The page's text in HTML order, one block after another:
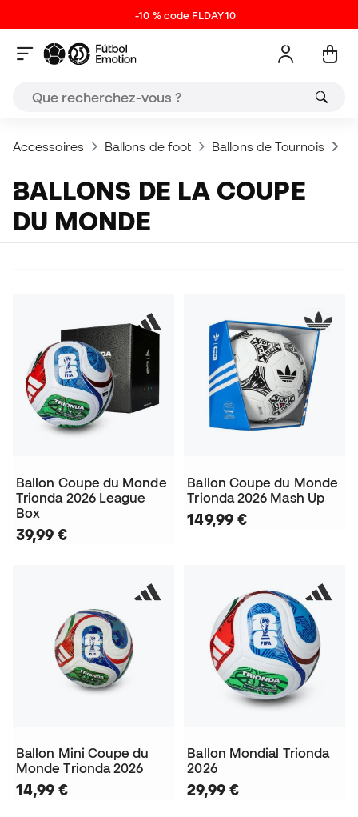
-10 % code FLDAY10
Accessoires Ballons de foot Ballons de Tournois
BALLONS DE LA COUPE
DU MONDE
Ballon Coupe du Monde
Trionda 2026 League
Box
39,99 €
Ballon Coupe du Monde
Trionda 2026 Mash Up
149,99 €
Ballon Mini Coupe du
Monde Trionda 2026
14,99 €
Ballon Mondial Trionda
2026
29,99 €